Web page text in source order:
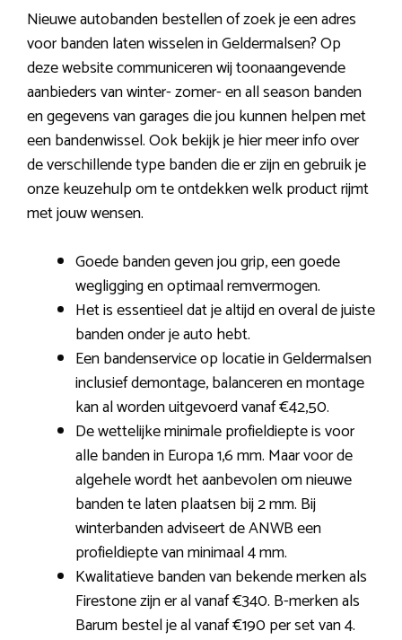
Nieuwe autobanden bestellen of zoek je een adres
voor banden laten wisselen in Geldermalsen? Op
deze website communiceren wij toonaangevende
aanbieders van winter- zomer- en all season banden
en gegevens van garages die jou kunnen helpen met
een bandenwissel. Ook bekijk je hier meer info over
de verschillende type banden die er zijn en gebruik je
onze keuzehulp om te ontdekken welk product rijmt
met jouw wensen.
Goede banden geven jou grip, een goede
wegligging en optimaal remvermogen.
Het is essentieel dat je altijd en overal de juiste
banden onder je auto hebt.
Een bandenservice op locatie in Geldermalsen
inclusief demontage, balanceren en montage
kan al worden uitgevoerd vanaf €42,50.
De wettelijke minimale profieldiepte is voor
alle banden in Europa 1,6 mm. Maar voor de
algehele wordt het aanbevolen om nieuwe
banden te laten plaatsen bij 2 mm. Bij
winterbanden adviseert de ANWB een
profieldiepte van minimaal 4 mm.
Kwalitatieve banden van bekende merken als
Firestone zijn er al vanaf €340. B-merken als
Barum bestel je al vanaf €190 per set van 4.